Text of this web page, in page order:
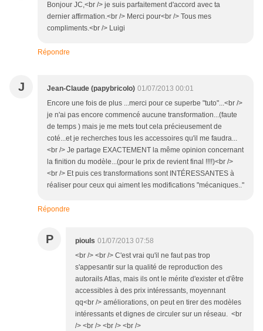
Bonjour JC,<br /> je suis parfaitement d'accord avec ta
dernier affirmation.<br /> Merci pour<br /> Tous mes
compliments.<br /> Luigi
Répondre
J Jean-Claude (papybricolo) 01/07/2013 00:01
Encore une fois de plus ...merci pour ce superbe "tuto"...<br />
je n'ai pas encore commencé aucune transformation...(faute
de temps ) mais je me mets tout cela précieusement de
coté...et je recherches tous les accessoires qu'il me faudra...
<br /> Je partage EXACTEMENT la même opinion concernant
la finition du modèle...(pour le prix de revient final !!!!)<br />
<br /> Et puis ces transformations sont INTÉRESSANTES à
réaliser pour ceux qui aiment les modifications "mécaniques.."
Répondre
P piouls 01/07/2013 07:58
<br /> <br /> C'est vrai qu'il ne faut pas trop
s'appesantir sur la qualité de reproduction des
autorails Atlas, mais ils ont le mérite d'exister et d'être
accessibles à des prix intéressants, moyennant
qq<br /> améliorations, on peut en tirer des modèles
intéressants et dignes de circuler sur un réseau. <br
/> <br /> <br /> <br />